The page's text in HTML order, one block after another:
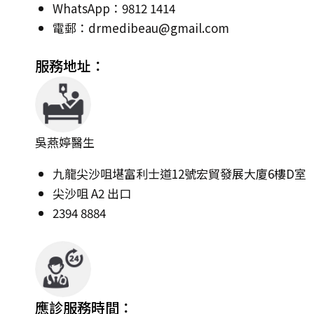
WhatsApp：9812 1414
電郵： drmedibeau@gmail.com
服務地址：
吳燕婷醫生
九龍尖沙咀堪富利士道12號宏貿發展大廈6樓D室
尖沙咀 A2 出口
2394 8884
應診服務時間：